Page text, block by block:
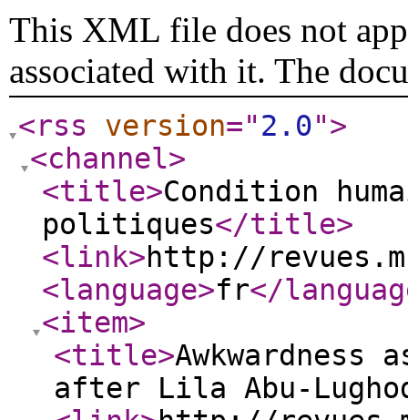
This XML file does not
associated with it. The
<rss version="2.0">
<channel>
<title>Condition
politiques</title>
<link>http://
<language>fr</
<item>
<title>Awkwardness
after Lila Abu-